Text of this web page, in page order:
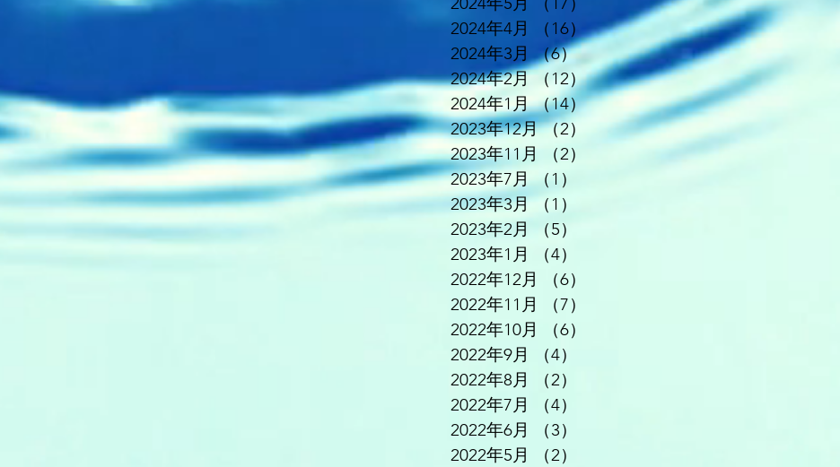
2024年4月
（16）16件の記事
2024年3月 （6）6件の記事
2024年2月 （12）12件の記事
2024年1月 （14）14件の記事
2023年12月 （2）
2件の記事
2023年11月
（2）
2件の記事
2023年7月 （1）
2023年3月 （1）
2023年2月
（5）
2023年1月
（4）
2022年12月
（6）
2022年11月
（7）
2022年10月
（6）
2022年9月
（4）
2022年8月
（2）
2022年7月
（4）
2022年6月
（3）
2022年5月
（2）